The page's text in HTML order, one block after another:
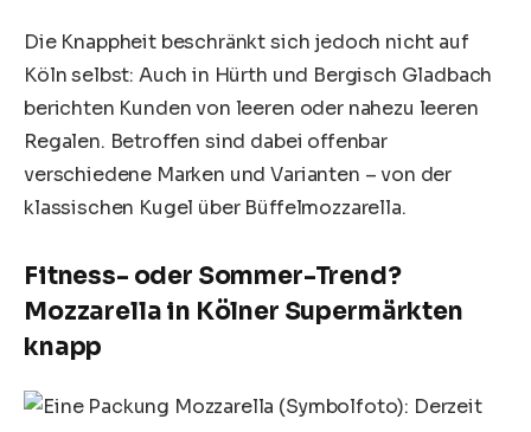
Die Knappheit beschränkt sich jedoch nicht auf
Köln selbst: Auch in Hürth und Bergisch Gladbach
berichten Kunden von leeren oder nahezu leeren
Regalen. Betroffen sind dabei offenbar
verschiedene Marken und Varianten – von der
klassischen Kugel über Büffelmozzarella.
Fitness- oder Sommer-Trend?
Mozzarella in Kölner Supermärkten
knapp